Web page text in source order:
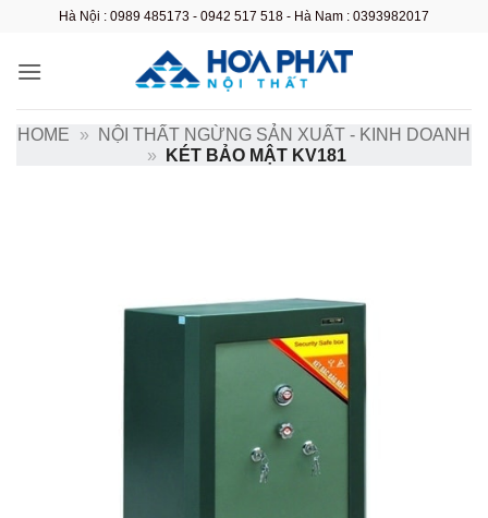
nội
Hà Nội : 0989 485173 - 0942 517 518 - Hà Nam : 0393982017
HOME »
NỘI THẤT NGỪNG SẢN XUẤT - KINH DOANH
»
KÉT BẢO MẬT KV181